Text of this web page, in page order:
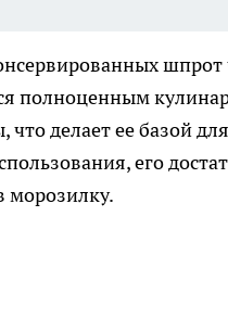
полноценным
что делает ее базой
его
морозилку.